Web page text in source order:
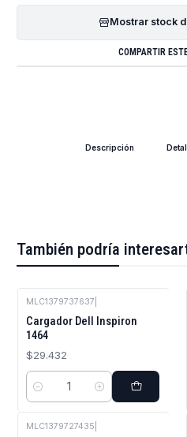
Mostrar stock
COMPARTIR
Descripción
También podría
MLC1379737637
Cargador Dell Inspiron
1464
$29.432
Cantidad
MLC1379727435